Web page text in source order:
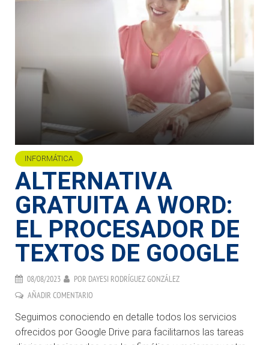
INFORMÁTICA
ALTERNATIVA
GRATUITA A WORD:
EL PROCESADOR DE
TEXTOS DE GOOGLE
08/08/2023 POR DAYESI RODRÍGUEZ GONZÁLEZ
AÑADIR COMENTARIO
Seguimos conociendo en detalle todos los servicios
ofrecidos por Google Drive para facilitarnos las tareas